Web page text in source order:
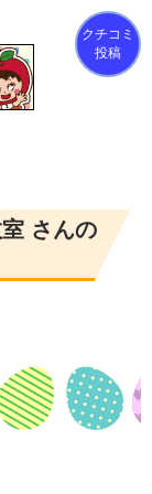
クチコミ
投稿
さんの